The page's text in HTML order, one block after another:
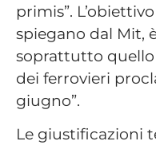
primis”.
spiegano dal Mit,
soprattutto quello
dei ferrovieri
giugno”.
Le giustificazioni